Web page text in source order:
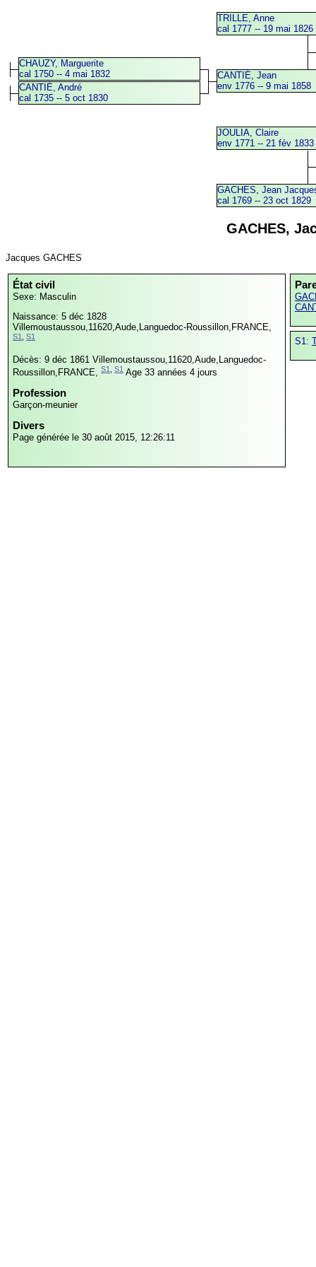
TRILLE, Anne
cal 1777 -- 19 mai 1826
CANTIÉ, Jean
env 1776 -- 9 mai 1858
CHAUZY, Marguerite
cal 1750 -- 4 mai 1832
CANTIÉ, André
cal 1735 -- 5 oct 1830
JOULIA, Claire
env 1771 -- 21 fév 1833
GACHES, Jean
cal 1769 -- 23 oct 1829
GACHES,
Jacques GACHES
État civil
Sexe: Masculin
Naissance: 5 déc 1828
Villemoustaussou,11620,Aude,Languedoc-Roussillon,FRANCE,
S1 S1
Décès: 9 déc 1861 Villemoustaussou,11620,Aude,Languedoc-
Roussillon,FRANCE, S1 S1 Age 33 années 4 jours
Profession
Garçon-meunier
Divers
Page générée le 30 août 2015, 12:26:11
S1: